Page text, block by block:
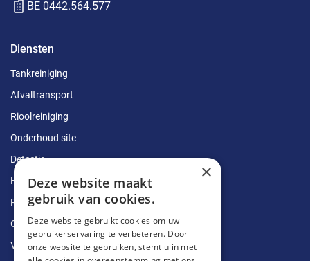
BE 0442.564.577
Diensten
Tankreiniging
Afvaltransport
Rioolreiniging
Onderhoud site
Detectie
Herstellingen
Ruimingen
Ontstoppingen
Vetputten
×
Deze website maakt
gebruik van cookies.
Deze website gebruikt cookies om uw
gebruikerservaring te verbeteren. Door
onze website te gebruiken, stemt u in met